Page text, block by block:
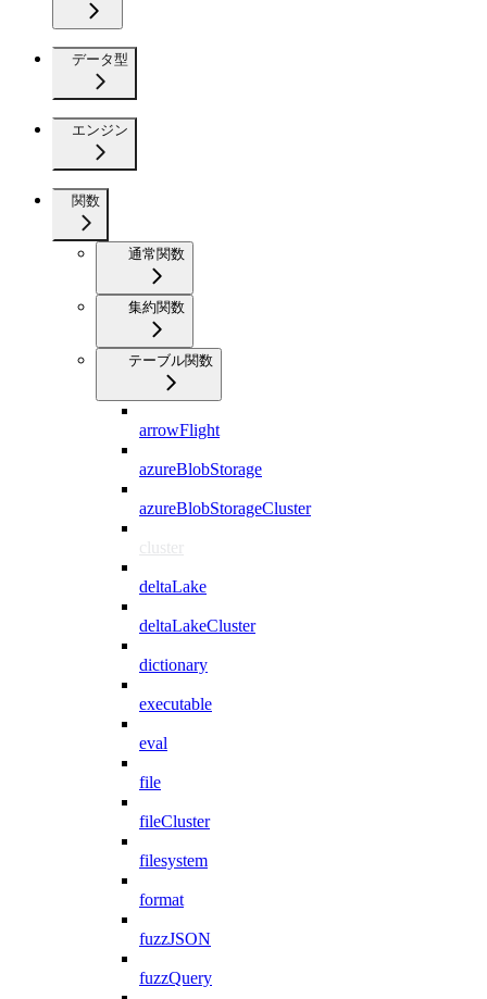
データ型
エンジン
関数
通常関数
集約関数
テーブル関数
arrowFlight
azureBlobStorage
azureBlobStorageCluster
cluster
deltaLake
deltaLakeCluster
dictionary
executable
eval
file
fileCluster
filesystem
format
fuzzJSON
fuzzQuery